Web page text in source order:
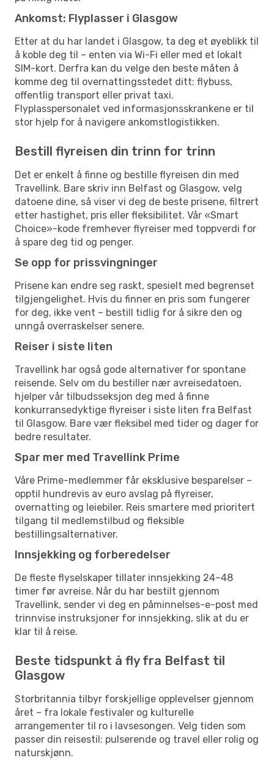
Ankomst: Flyplasser i Glasgow
Etter at du har landet i Glasgow, ta deg et øyeblikk til
å koble deg til – enten via Wi-Fi eller med et lokalt
SIM-kort. Derfra kan du velge den beste måten å
komme deg til overnattingsstedet ditt: flybuss,
offentlig transport eller privat taxi.
Flyplasspersonalet ved informasjonsskrankene er til
stor hjelp for å navigere ankomstlogistikken.
Bestill flyreisen din trinn for trinn
Det er enkelt å finne og bestille flyreisen din med
Travellink. Bare skriv inn Belfast og Glasgow, velg
datoene dine, så viser vi deg de beste prisene, filtrert
etter hastighet, pris eller fleksibilitet. Vår «Smart
Choice»-kode fremhever flyreiser med toppverdi for
å spare deg tid og penger.
Se opp for prissvingninger
Prisene kan endre seg raskt, spesielt med begrenset
tilgjengelighet. Hvis du finner en pris som fungerer
for deg, ikke vent – bestill tidlig for å sikre den og
unngå overraskelser senere.
Reiser i siste liten
Travellink har også gode alternativer for spontane
reisende. Selv om du bestiller nær avreisedatoen,
hjelper vår tilbudsseksjon deg med å finne
konkurransedyktige flyreiser i siste liten fra Belfast
til Glasgow. Bare vær fleksibel med tider og dager for
bedre resultater.
Spar mer med Travellink Prime
Våre Prime-medlemmer får eksklusive besparelser –
opptil hundrevis av euro avslag på flyreiser,
overnatting og leiebiler. Reis smartere med prioritert
tilgang til medlemstilbud og fleksible
bestillingsalternativer.
Innsjekking og forberedelser
De fleste flyselskaper tillater innsjekking 24–48
timer før avreise. Når du har bestilt gjennom
Travellink, sender vi deg en påminnelses-e-post med
trinnvise instruksjoner for innsjekking, slik at du er
klar til å reise.
Beste tidspunkt å fly fra Belfast til
Glasgow
Storbritannia tilbyr forskjellige opplevelser gjennom
året – fra lokale festivaler og kulturelle
arrangementer til ro i lavsesongen. Velg tiden som
passer din reisestil: pulserende og travel eller rolig og
naturskjønn.